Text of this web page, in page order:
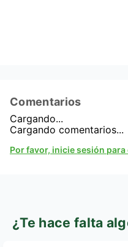
Comentarios
Cargando...
Por favor, inicie sesión
Cargando comentarios...
¿Te hace falta